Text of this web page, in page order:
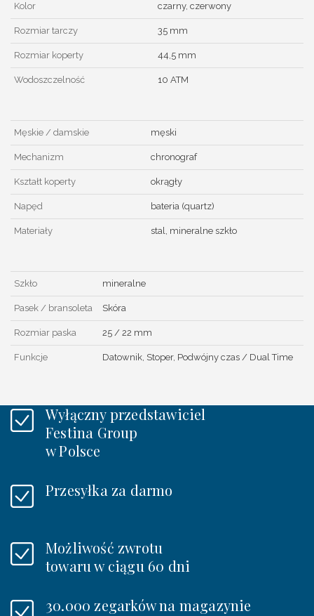
Kolor czarny, czerwony
Rozmiar tarczy 35 mm
Rozmiar koperty 44,5 mm
Wodoszczelność 10 ATM
Męskie / damskie męski
Mechanizm chronograf
Kształt koperty okrągły
Napęd bateria (quartz)
Materiały stal, mineralne szkło
Szkło mineralne
Pasek / bransoleta Skóra
Rozmiar paska 25 / 22 mm
Funkcje Datownik, Stoper, Podwójny czas / Dual Time
Wyłączny przedstawiciel
Festina Group
w Polsce
Przesyłka za darmo
Możliwość zwrotu
towaru w ciągu 60 dni
30.000 zegarków na magazynie